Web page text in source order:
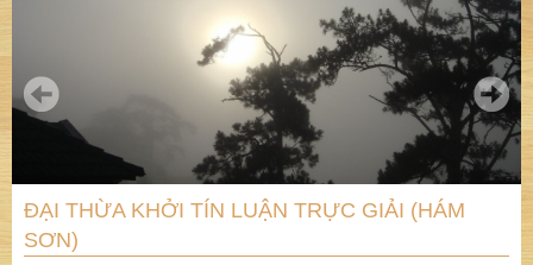
ĐẠI THỪA KHỞI TÍN LUẬN TRỰC GIẢI (HÁM
SƠN)